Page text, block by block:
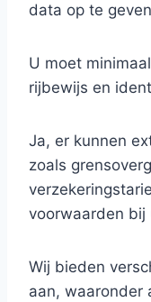
data op te
U moet
rijbewijs en
Ja, er kunnen
zoals
voorwaarden bij
Wij bieden
aan, waaronder